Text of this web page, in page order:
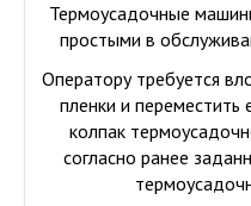
Термоусадочные
простыми в
Оператору требуется
пленки и переместить
колпак
согласно ранее